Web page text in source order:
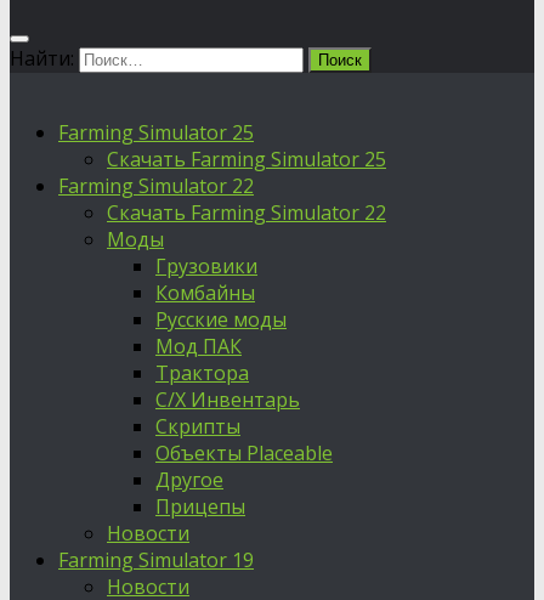
Найти:
Farming Simulator 25
Скачать Farming Simulator 25
Farming Simulator 22
Скачать Farming Simulator 22
Моды
Грузовики
Комбайны
Русские моды
Мод ПАК
Трактора
С/Х Инвентарь
Скрипты
Объекты Placeable
Другое
Прицепы
Новости
Farming Simulator 19
Новости